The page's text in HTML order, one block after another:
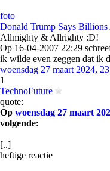
foto
Donald Trump Says
Allmighty & Allrighty :D!
Op 16-04-2007 22:29
ik wilde even zeggen dat ik
woensdag 27 maart 2024,
1
TechnoFuture
quote:
Op woensdag 27 maart
volgende:
[..]
heftige reactie